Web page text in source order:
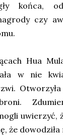
końca,
czy
Hua
w nie
uwierzyć,
że dowodziła